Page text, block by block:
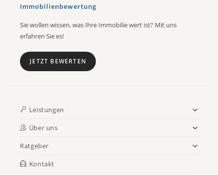
Immobilienbewertung
Sie wollen wissen, was Ihre Immobilie wert ist? Mit uns
erfahren Sie es!
JETZT BEWERTEN
Leistungen
Über uns
Ratgeber
Kontakt